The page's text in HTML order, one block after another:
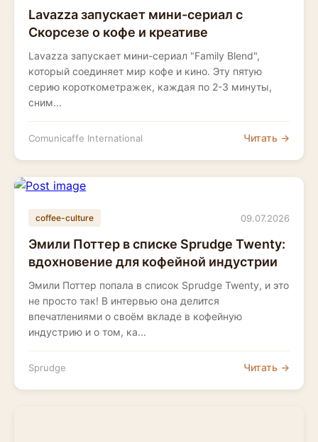
Lavazza запускает мини-сериал с
Скорсезе о кофе и креативе
Lavazza запускает мини-сериал "Family Blend",
который соединяет мир кофе и кино. Эту пятую
серию короткометражек, каждая по 2-3 минуты,
сним...
Comunicaffe International Читать →
coffee-culture 09.07.2026
Эмили Поттер в списке Sprudge Twenty:
вдохновение для кофейной индустрии
Эмили Поттер попала в список Sprudge Twenty, и это
не просто так! В интервью она делится
впечатлениями о своём вкладе в кофейную
индустрию и о том, ка...
Sprudge Читать →